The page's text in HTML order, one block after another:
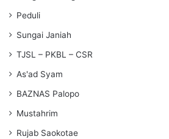
Peduli
Sungai Janiah
TJSL – PKBL – CSR
As'ad Syam
BAZNAS Palopo
Mustahrim
Rujab Saokotae